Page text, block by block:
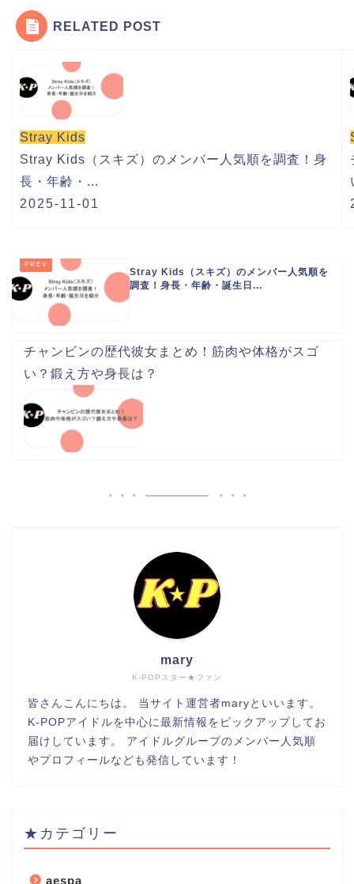
RELATED POST
Stray Kids
Stray Kids（スキズ）のメンバー人気順を調査！身
長・年齢・...
2025-11-01
Stray Kids（スキズ）のメンバー人気順を
調査！身長・年齢・誕生日...
チャンビンの歴代彼女まとめ！筋肉や体格がスゴ
い？鍛え方や身長は？
K-POPスター★ファン
mary
皆さんこんにちは。 当サイト運営者maryといいます。
K-POPアイドルを中心に最新情報をピックアップしてお
届けしています。 アイドルグループのメンバー人気順
やプロフィールなども発信しています！
★カテゴリー
aespa